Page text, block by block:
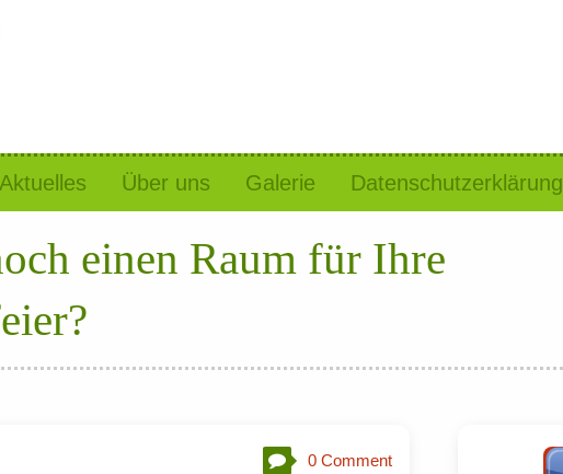
Aktuelles Über uns Galerie Datenschutzerklärung
einen Raum für Ihre
0 Comment